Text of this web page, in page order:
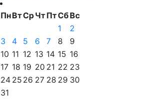
ПнВтСрЧтПтСбВс
1
2
3
4 5 6 7 8
9
10 11 12 13 14 15 16
17 18 19 20 21 22 23
24 25 26 27 28 29 30
31